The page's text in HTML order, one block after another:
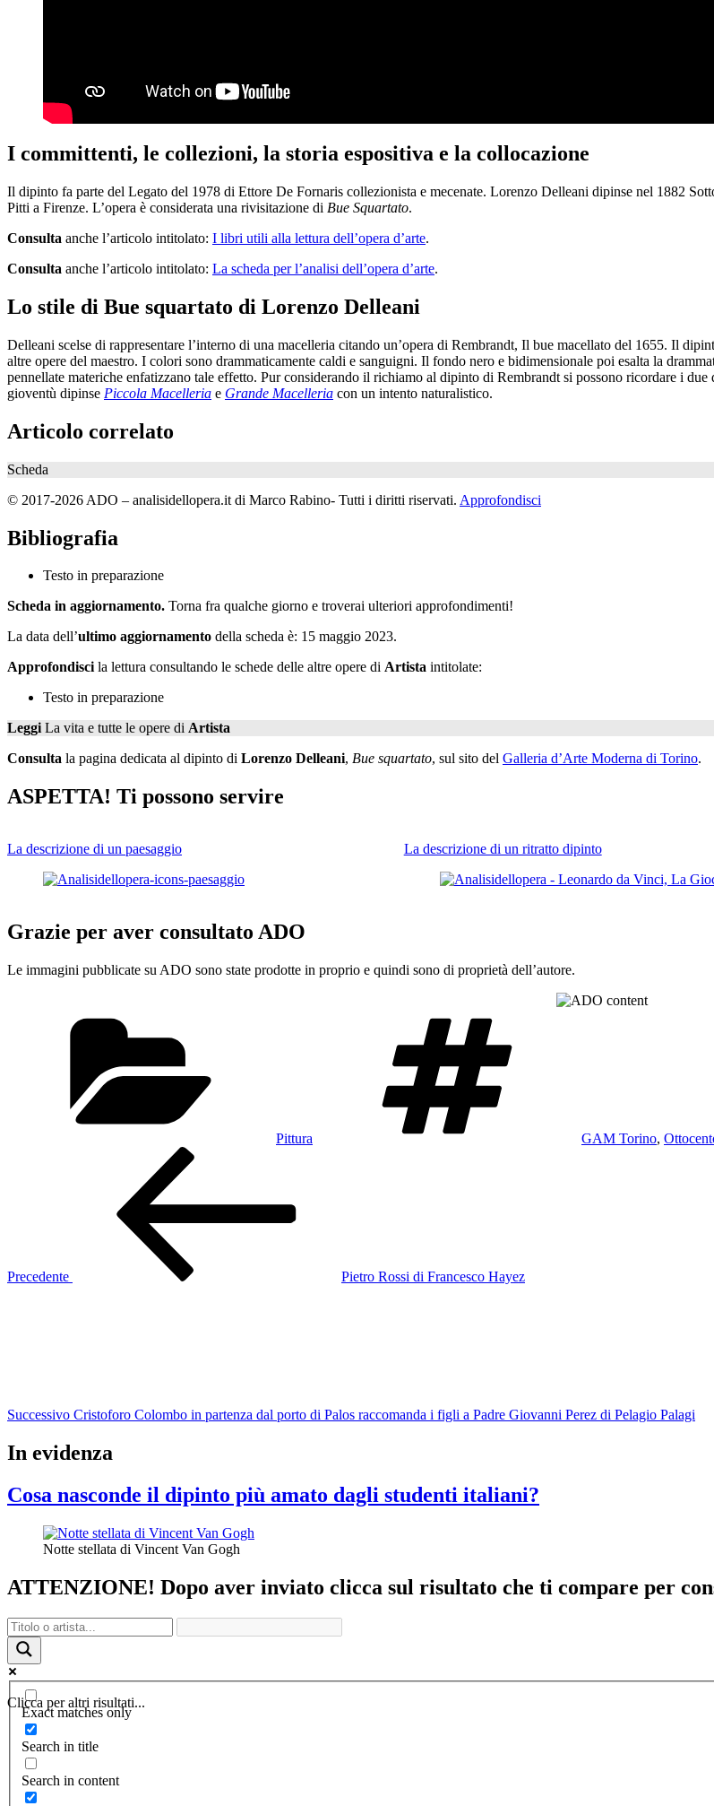
I committenti, le collezioni, la storia espositiva e la collocazione
Il dipinto fa parte del Legato del 1978 di Ettore De Fornaris collezionista e mecenate. Lorenzo Delleani dipinse nel 1882
Pitti a Firenze. L’opera è considerata una rivisitazione di Bue Squartato.
Consulta anche l’articolo intitolato: I libri utili alla lettura dell’opera d’arte.
Consulta anche l’articolo intitolato: La scheda per l’analisi dell’opera d’arte.
Lo stile di Bue squartato di Lorenzo Delleani
Delleani scelse di rappresentare l’interno di una macelleria citando un’opera di Rembrandt, Il bue macellato del 1655. Il
altre opere del maestro. I colori sono drammaticamente caldi e sanguigni. Il fondo nero e bidimensionale poi esalta la
pennellate materiche enfatizzano tale effetto. Pur considerando il richiamo al dipinto di Rembrandt si possono ricordare i
gioventù dipinse Piccola Macelleria e Grande Macelleria con un intento naturalistico.
Articolo correlato
Scheda
© 2017-2026 ADO – analisidellopera.it di Marco Rabino- Tutti i diritti riservati. Approfondisci
Bibliografia
Testo in preparazione
Scheda in aggiornamento. Torna fra qualche giorno e troverai ulteriori approfondimenti!
La data dell’ultimo aggiornamento della scheda è: 15 maggio 2023.
Approfondiscila lettura consultando le schede delle altre opere di Artista intitolate:
Testo in preparazione
LeggiLa vita e tutte le opere di Artista
Consulta la pagina dedicata al dipinto di Lorenzo Delleani, Bue squartato, sul sito del Galleria d’Arte Moderna di Torino.
ASPETTA! Ti possono servire
La descrizione di un paesaggio La descrizione di un ritratto dipinto
Grazie per aver consultato ADO
Le immagini pubblicate su ADO sono state prodotte in proprio e quindi sono di proprietà dell’autore.
Pittura GAM Torino,
Precedente
Pietro Rossi di Francesco Hayez
Successivo Cristoforo Colombo in partenza dal porto di Palos raccomanda i figli a Padre Giovanni Perez di Pelagio Palagi
In evidenza
Cosa nasconde il dipinto più amato dagli studenti italiani?
Notte stellata di Vincent Van Gogh
ATTENZIONE! Dopo aver inviato clicca sul risultato che ti compare per
Clicca per altri risultati...
Exact matches only
Search in title
Search in content